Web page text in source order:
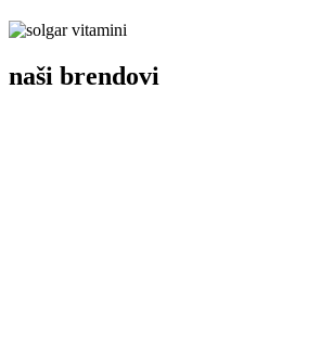
naši brendovi